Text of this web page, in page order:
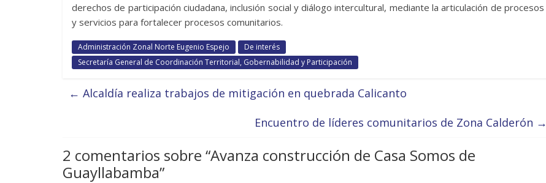
derechos de participación ciudadana, inclusión social y diálogo intercultural, mediante la articulación de procesos
y servicios para fortalecer procesos comunitarios.
Administración Zonal Norte Eugenio Espejo
De interés
Secretaría General de Coordinación Territorial, Gobernabilidad y Participación
← Alcaldía realiza trabajos de mitigación en quebrada Calicanto
Encuentro de líderes comunitarios de Zona Calderón →
2 comentarios sobre “Avanza construcción de Casa Somos de
Guayllabamba”